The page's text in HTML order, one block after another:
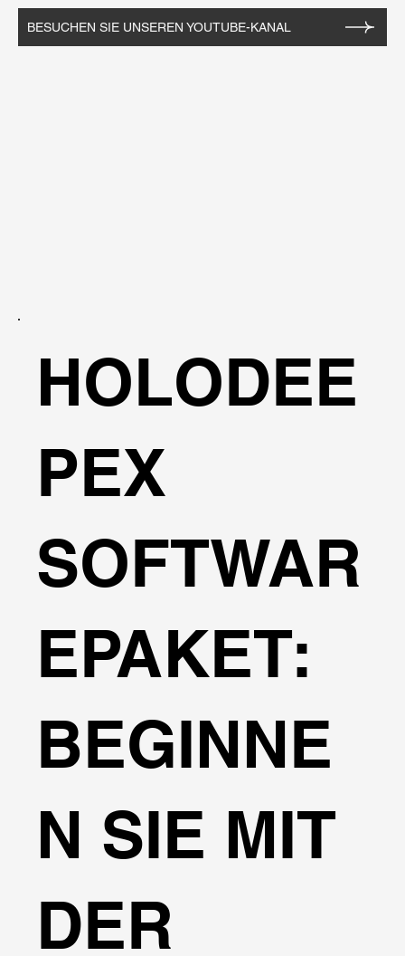
BESUCHEN SIE UNSEREN YOUTUBE-KANAL
HOLODEE
PEX
SOFTWAR
EPAKET:
BEGINNE
N SIE MIT
DER